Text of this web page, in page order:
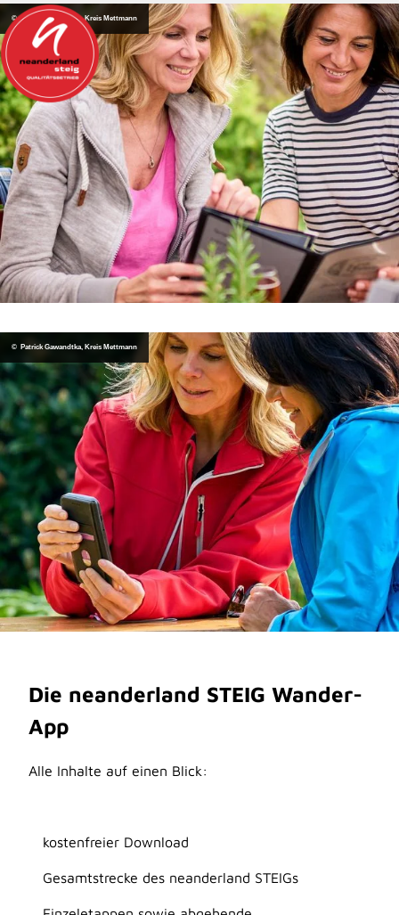
© Patrick Gawandtka, Kreis Mettmann
© Patrick Gawandtka, Kreis Mettmann
Die neanderland STEIG Wander-
App
Alle Inhalte auf einen Blick:
kostenfreier Download
Gesamtstrecke des neanderland STEIGs